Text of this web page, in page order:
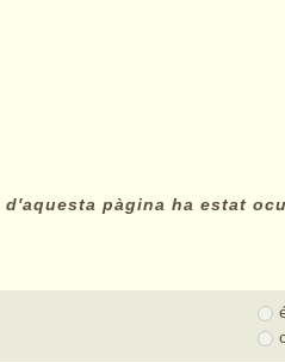
pàgina ha estat